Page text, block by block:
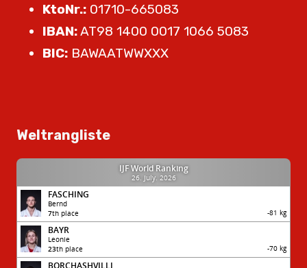
KtoNr.: 01710-665083
IBAN:AT98 1400 0017 1066 5083
BIC: BAWAATWWXXX
Weltrangliste